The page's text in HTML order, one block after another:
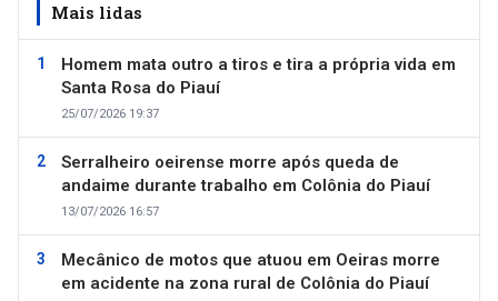
Mais lidas
Homem mata outro a tiros e tira a própria vida em
Santa Rosa do Piauí
25/07/2026 19:37
Serralheiro oeirense morre após queda de
andaime durante trabalho em Colônia do Piauí
13/07/2026 16:57
Mecânico de motos que atuou em Oeiras morre
em acidente na zona rural de Colônia do Piauí